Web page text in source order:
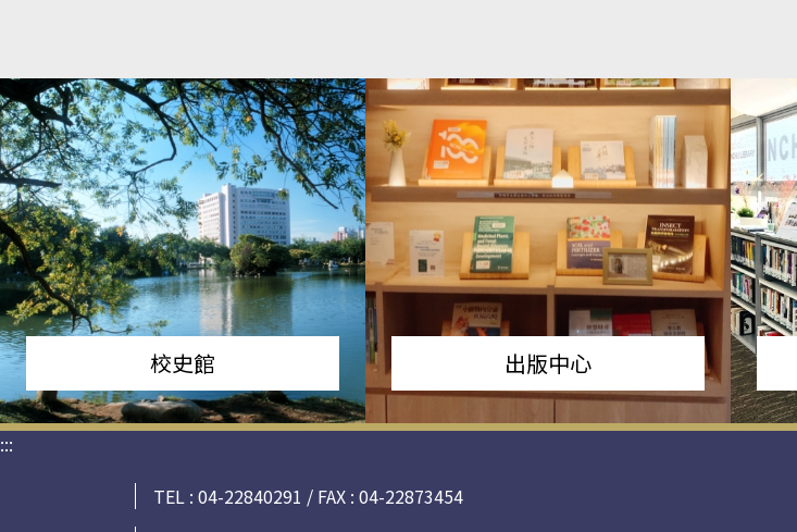
校史館 出版中心
:::
TEL : 04-22840291 / FAX : 04-22873454